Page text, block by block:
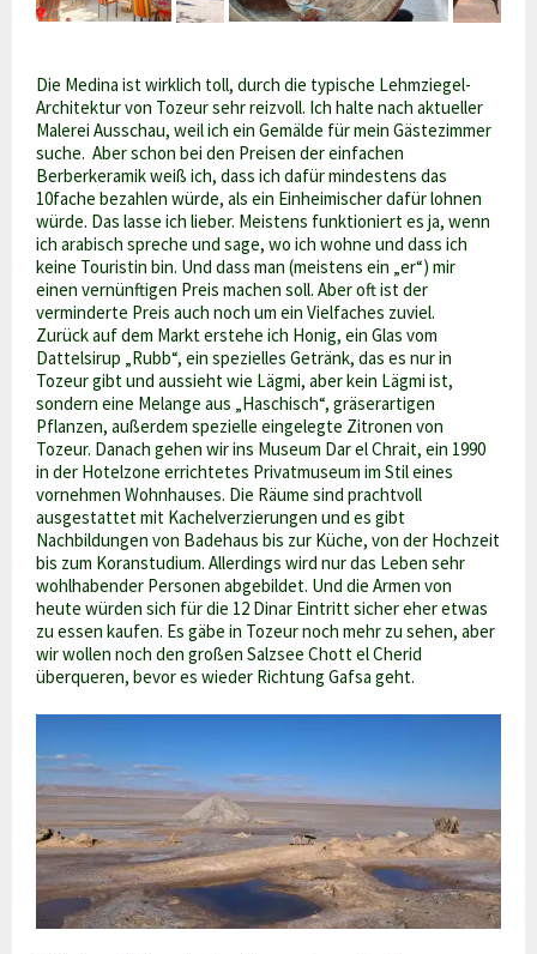
Die Medina ist wirklich toll, durch die typische Lehmziegel-
Architektur von Tozeur sehr reizvoll. Ich halte nach aktueller
Malerei Ausschau, weil ich ein Gemälde für mein Gästezimmer
suche. Aber schon bei den Preisen der einfachen
Berberkeramik weiß ich, dass ich dafür mindestens das
10fache bezahlen würde, als ein Einheimischer dafür lohnen
würde. Das lasse ich lieber. Meistens funktioniert es ja, wenn
ich arabisch spreche und sage, wo ich wohne und dass ich
keine Touristin bin. Und dass man (meistens ein „er“) mir
einen vernünftigen Preis machen soll. Aber oft ist der
verminderte Preis auch noch um ein Vielfaches zuviel.
Zurück auf dem Markt erstehe ich Honig, ein Glas vom
Dattelsirup „Rubb“, ein spezielles Getränk, das es nur in
Tozeur gibt und aussieht wie Lägmi, aber kein Lägmi ist,
sondern eine Melange aus „Haschisch“, gräserartigen
Pflanzen, außerdem spezielle eingelegte Zitronen von
Tozeur. Danach gehen wir ins Museum Dar el Chrait, ein 1990
in der Hotelzone errichtetes Privatmuseum im Stil eines
vornehmen Wohnhauses. Die Räume sind prachtvoll
ausgestattet mit Kachelverzierungen und es gibt
Nachbildungen von Badehaus bis zur Küche, von der Hochzeit
bis zum Koranstudium. Allerdings wird nur das Leben sehr
wohlhabender Personen abgebildet. Und die Armen von
heute würden sich für die 12 Dinar Eintritt sicher eher etwas
zu essen kaufen. Es gäbe in Tozeur noch mehr zu sehen, aber
wir wollen noch den großen Salzsee Chott el Cherid
überqueren, bevor es wieder Richtung Gafsa geht.